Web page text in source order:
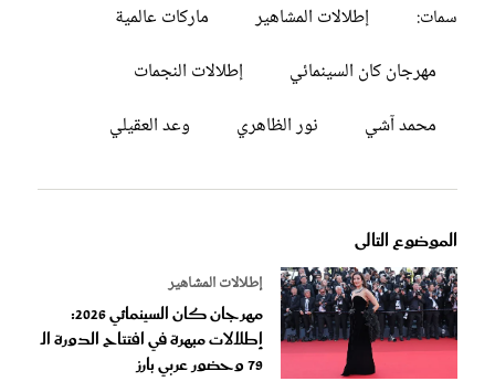
سمات:
إطلالات المشاهير
ماركات عالمية
مهرجان كان السينمائي
إطلالات النجمات
محمد آشي
نور الظاهري وعد العقيلي
الموضوع التالى
إطلالات المشاهير
مهرجان كان السينمائي 2026:
إطلالات مبهرة في افتتاح الدورة الـ
79 وحضور عربي بارز